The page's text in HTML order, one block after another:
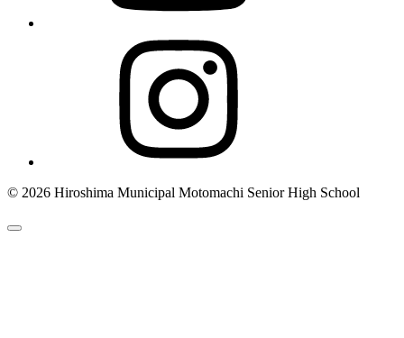
© 2026 Hiroshima Municipal Motomachi Senior High School